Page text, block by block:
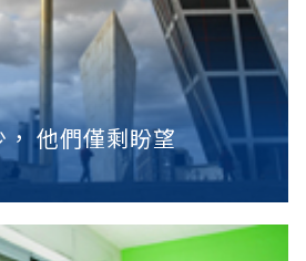
他們僅剩盼望